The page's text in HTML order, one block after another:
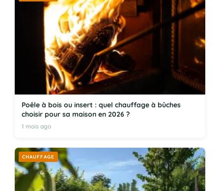
Poêle à bois ou insert : quel chauffage à bûches
choisir pour sa maison en 2026 ?
1 mois ago
CHAUFFAGE